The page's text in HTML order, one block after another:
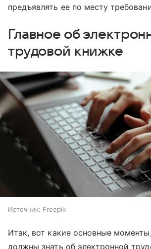
предъявлять ее по месту
Главное об
трудовой книжке
Источник: Freepik
Итак, вот какие основные
должны знать об электронной